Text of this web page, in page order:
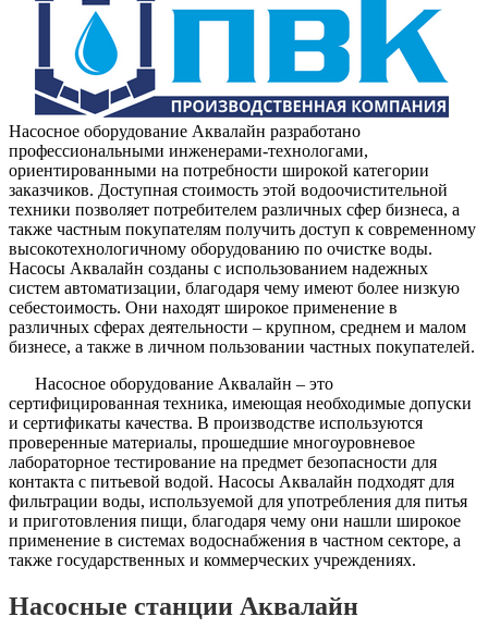
Насосное оборудование Аквалайн разработано
профессиональными инженерами-технологами,
ориентированными на потребности широкой категории
заказчиков. Доступная стоимость этой водоочистительной
техники позволяет потребителем различных сфер бизнеса, а
также частным покупателям получить доступ к современному
высокотехнологичному оборудованию по очистке воды.
Насосы Аквалайн созданы с использованием надежных
систем автоматизации, благодаря чему имеют более низкую
себестоимость. Они находят широкое применение в
различных сферах деятельности – крупном, среднем и малом
бизнесе, а также в личном пользовании частных покупателей.
Насосное оборудование Аквалайн – это
сертифицированная техника, имеющая необходимые допуски
и сертификаты качества. В производстве используются
проверенные материалы, прошедшие многоуровневое
лабораторное тестирование на предмет безопасности для
контакта с питьевой водой. Насосы Аквалайн подходят для
фильтрации воды, используемой для употребления для питья
и приготовления пищи, благодаря чему они нашли широкое
применение в системах водоснабжения в частном секторе, а
также государственных и коммерческих учреждениях.
Насосные станции Аквалайн